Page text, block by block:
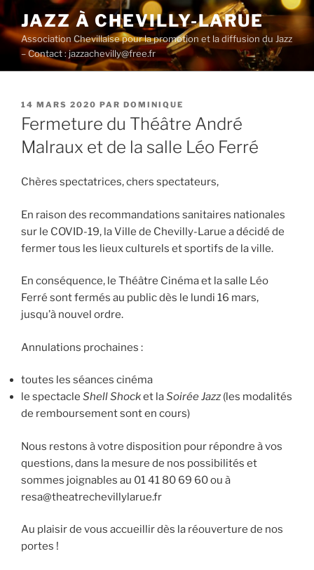
au
contenu
principal
JAZZ À CHEVILLY-LARUE
Association Chevillaise pour la promotion et la diffusion du Jazz
– Contact : jazzachevilly@free.fr
PUBLIÉ
LE
14 MARS 2020 PAR DOMINIQUE
Fermeture du Théâtre André
Malraux et de la salle Léo Ferré
Chères spectatrices, chers spectateurs,
En raison des recommandations sanitaires nationales
sur le COVID-19, la Ville de Chevilly-Larue a décidé de
fermer tous les lieux culturels et sportifs de la ville.
En conséquence, le Théâtre Cinéma et la salle Léo
Ferré sont fermés au public dès le lundi 16 mars,
jusqu’à nouvel ordre.
Annulations prochaines :
toutes les séances cinéma
le spectacle Shell Shocket laSoirée Jazz (les modalités
de remboursement sont en cours)
Nous restons à votre disposition pour répondre à vos
questions, dans la mesure de nos possibilités et
sommes joignables au 01 41 80 69 60 ou à
resa@theatrechevillylarue.fr
Au plaisir de vous accueillir dès la réouverture de nos
portes !